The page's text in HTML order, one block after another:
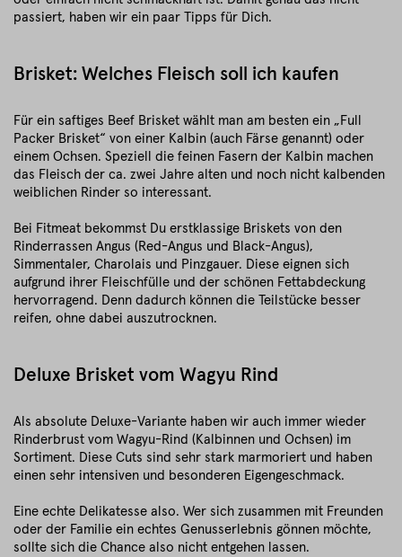
passiert, haben wir ein paar Tipps für Dich.
Brisket: Welches Fleisch soll ich kaufen
Für ein saftiges Beef Brisket wählt man am besten ein „Full
Packer Brisket“ von einer Kalbin (auch Färse genannt) oder
einem Ochsen. Speziell die feinen Fasern der Kalbin machen
das Fleisch der ca. zwei Jahre alten und noch nicht kalbenden
weiblichen Rinder so interessant.
Bei Fitmeat bekommst Du erstklassige Briskets von den
Rinderrassen Angus (Red-Angus und Black-Angus),
Simmentaler, Charolais und Pinzgauer. Diese eignen sich
aufgrund ihrer Fleischfülle und der schönen Fettabdeckung
hervorragend. Denn dadurch können die Teilstücke besser
reifen, ohne dabei auszutrocknen.
Deluxe Brisket vom Wagyu Rind
Als absolute Deluxe-Variante haben wir auch immer wieder
Rinderbrust vom Wagyu-Rind (Kalbinnen und Ochsen) im
Sortiment. Diese Cuts sind sehr stark marmoriert und haben
einen sehr intensiven und besonderen Eigengeschmack.
Eine echte Delikatesse also. Wer sich zusammen mit Freunden
oder der Familie ein echtes Genusserlebnis gönnen möchte,
sollte sich die Chance also nicht entgehen lassen.